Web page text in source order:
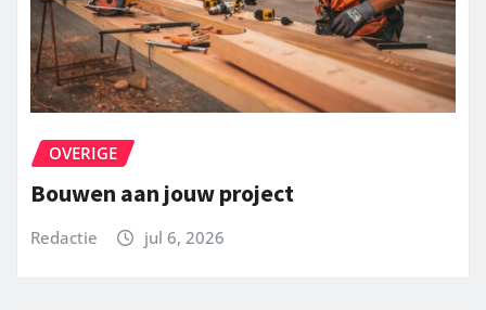
OVERIGE
Bouwen aan jouw project
Redactie jul 6, 2026